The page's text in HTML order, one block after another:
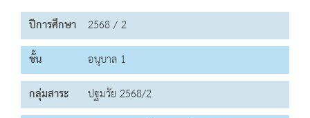
ปีการศึกษา 2568 / 2
ชั้น
อนุบาล 1
กลุ่มสาระ
ปฐมวัย 2568/2